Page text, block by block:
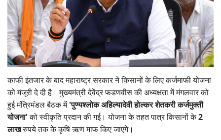
Ground Report
Rural Connect
Gallery
National
Latest News
काफी इंतजार के बाद महाराष्ट्र सरकार ने किसानों के लिए कर्जमाफी योजना
को मंजूरी दे दी है। मुख्यमंत्री देवेंद्र फडणवीस की अध्यक्षता में मंगलवार को
हुई मंत्रिमंडल बैठक में'पुण्यश्लोक अहिल्यादेवी होल्कर शेतकरी कर्जमुक्ती
योजना'को स्वीकृति प्रदान की गई। योजना के तहत पात्र किसानों के2
लाखरुपये तक के कृषि ऋण माफ किए जाएंगे।